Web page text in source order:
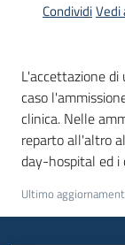
Statistiche
per
temi
Metadati
CondividiVedi
L'accettazione
caso
clinica. Nelle
reparto all'altro
day-hospital ed i
Ultimo